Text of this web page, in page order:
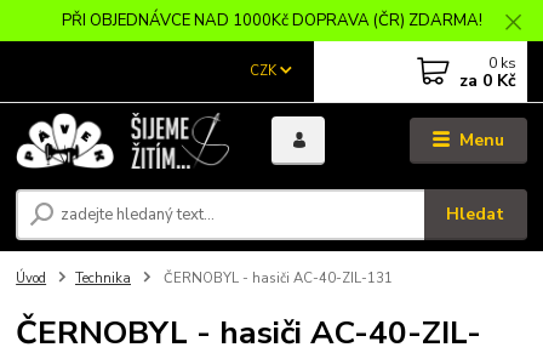
PŘI OBJEDNÁVCE NAD 1000Kč DOPRAVA (ČR) ZDARMA!
Menu
CZK
Hledat
0 ks
za 0 Kč
Úvod Technika ČERNOBYL - hasiči AC-40-ZIL-131
ČERNOBYL - hasiči AC-40-ZIL-